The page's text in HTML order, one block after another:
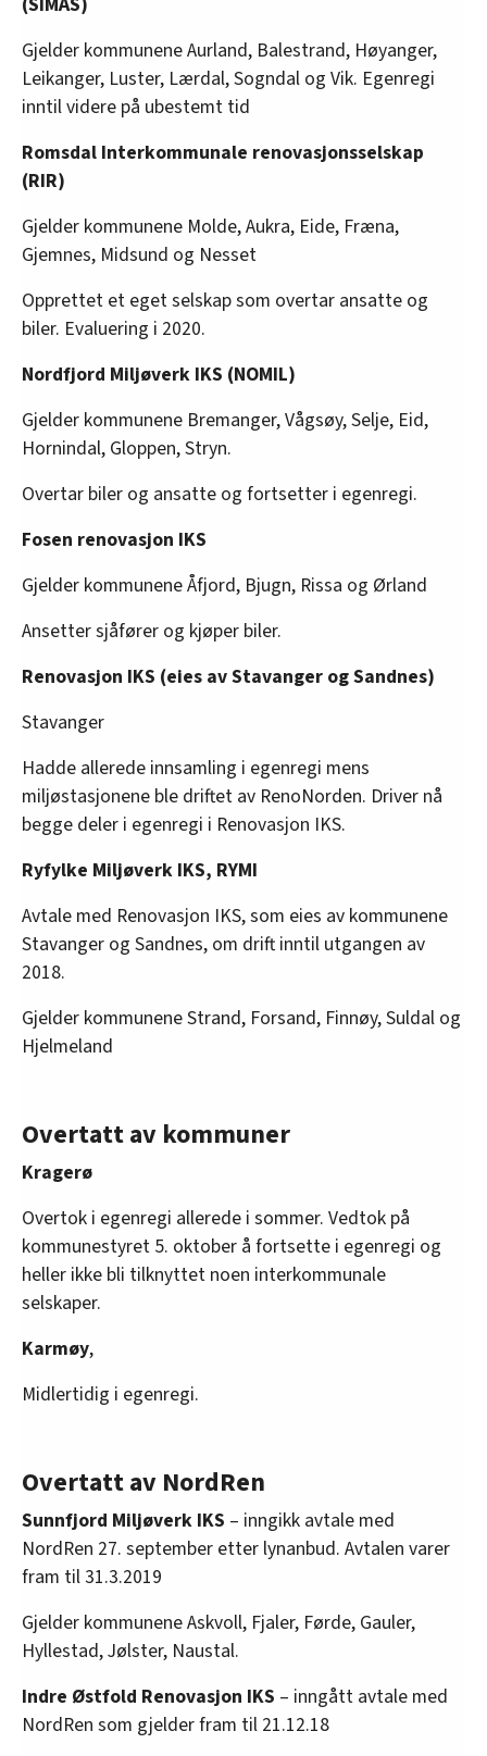
Gjelder kommunene Aurland, Balestrand, Høyanger,
Leikanger, Luster, Lærdal, Sogndal og Vik. Egenregi
inntil videre på ubestemt tid
Romsdal Interkommunale renovasjonsselskap
(RIR)
Gjelder kommunene Molde, Aukra, Eide, Fræna,
Gjemnes, Midsund og Nesset
Opprettet et eget selskap som overtar ansatte og
biler. Evaluering i 2020.
Nordfjord Miljøverk IKS (NOMIL)
Gjelder kommunene Bremanger, Vågsøy, Selje, Eid,
Hornindal, Gloppen, Stryn.
Overtar biler og ansatte og fortsetter i egenregi.
Fosen renovasjon IKS
Gjelder kommunene Åfjord, Bjugn, Rissa og Ørland
Ansetter sjåfører og kjøper biler.
Renovasjon IKS (eies av Stavanger og Sandnes)
Stavanger
Hadde allerede innsamling i egenregi mens
miljøstasjonene ble driftet av RenoNorden. Driver nå
begge deler i egenregi i Renovasjon IKS.
Ryfylke Miljøverk IKS, RYMI
Avtale med Renovasjon IKS, som eies av kommunene
Stavanger og Sandnes, om drift inntil utgangen av
2018.
Gjelder kommunene Strand, Forsand, Finnøy, Suldal og
Hjelmeland
Overtatt av kommuner
Kragerø
Overtok i egenregi allerede i sommer. Vedtok på
kommunestyret 5. oktober å fortsette i egenregi og
heller ikke bli tilknyttet noen interkommunale
selskaper.
Karmøy,
Midlertidig i egenregi.
Overtatt av NordRen
Sunnfjord Miljøverk IKS – inngikk avtale med
NordRen 27. september etter lynanbud. Avtalen varer
fram til 31.3.2019
Gjelder kommunene Askvoll, Fjaler, Førde, Gauler,
Hyllestad, Jølster, Naustal.
Indre Østfold Renovasjon IKS – inngått avtale med
NordRen som gjelder fram til 21.12.18